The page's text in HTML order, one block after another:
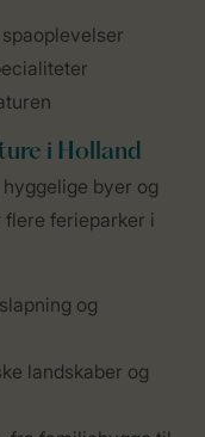
i Holland
byer og
flere ferieparker i
og
landskaber og